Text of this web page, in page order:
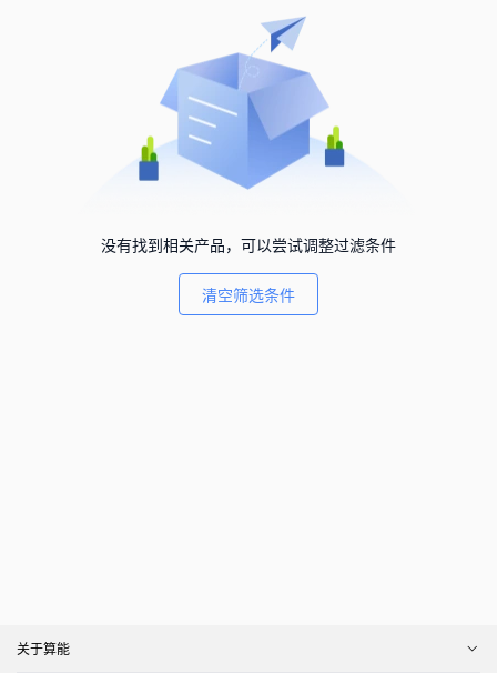
没有找到相关产品，可以尝试调整过滤条件
清空筛选条件
关于算能